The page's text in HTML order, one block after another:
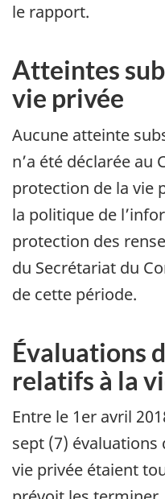
le rapport.
Atteintes
vie privée
Aucune atteinte
n’a été déclarée au
protection de la vie
la politique de
protection des
du Secrétariat du
de cette période.
Évaluations
relatifs à la
Entre le 1er avril
sept (7)
vie privée étaient